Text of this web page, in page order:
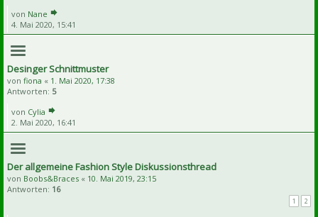
von Nane
4. Mai 2020, 15:41
Desinger Schnittmuster
von fiona « 1. Mai 2020, 17:38
Antworten: 5
von Cylia
2. Mai 2020, 16:41
Der allgemeine Fashion Style Diskussionsthread
von Boobs&Braces « 10. Mai 2019, 23:15
Antworten: 16
1 2